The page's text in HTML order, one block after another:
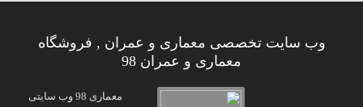
وب سایت تخصصی معماری و عمران , فروشگاه
معماری و عمران 98
معماری 98 وب سایتی